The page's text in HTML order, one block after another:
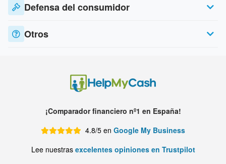
Defensa del consumidor
Otros
¡Comparador financiero nº1 en España!
4.8/5 en Google My Business
Lee nuestras excelentes opiniones en Trustpilot